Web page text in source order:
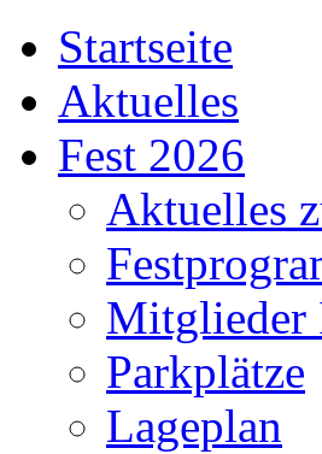
Startseite
Aktuelles
Fest 2026
Aktuelles
Mitglieder
Parkplätze
Lageplan